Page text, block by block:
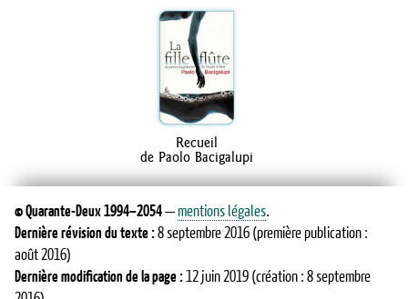
Recueil
de Paolo Bacigalupi
©Quarante-Deux1994–2054—mentions légales.
Dernière révision du texte :8 septembre 2016 (première publication :
août 2016)
Dernière modification de la page :12 juin 2019 (création : 8 septembre